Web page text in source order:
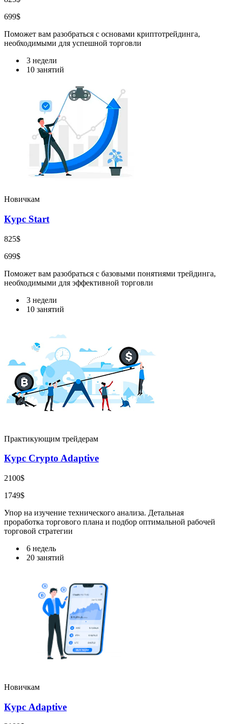
699$
Поможет вам разобраться с основами криптотрейдинга,
необходимыми для успешной торговли
3 недели
10 занятий
Новичкам
Курс Start
825$
699$
Поможет вам разобраться с базовыми понятиями трейдинга,
необходимыми для эффективной торговли
3 недели
10 занятий
Практикующим трейдерам
Курс Crypto Adaptive
2100$
1749$
Упор на изучение технического анализа. Детальная
проработка торгового плана и подбор оптимальной рабочей
торговой стратегии
6 недель
20 занятий
Новичкам
Курс Adaptive